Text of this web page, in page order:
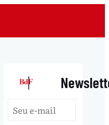
|